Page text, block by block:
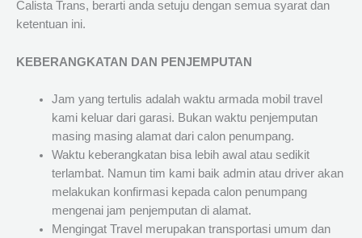
Calista Trans, berarti anda setuju dengan semua syarat dan
ketentuan ini.
KEBERANGKATAN DAN PENJEMPUTAN
Jam yang tertulis adalah waktu armada mobil travel
kami keluar dari garasi. Bukan waktu penjemputan
masing masing alamat dari calon penumpang.
Waktu keberangkatan bisa lebih awal atau sedikit
terlambat. Namun tim kami baik admin atau driver akan
melakukan konfirmasi kepada calon penumpang
mengenai jam penjemputan di alamat.
Mengingat Travel merupakan transportasi umum dan